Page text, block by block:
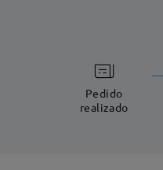
Pedido
realizado